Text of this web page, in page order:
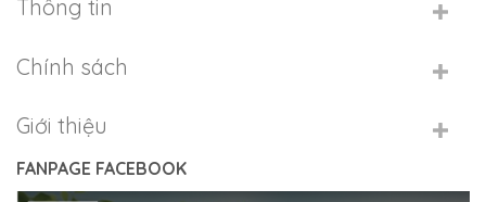
Thông tin
Chính sách
Giới thiệu
FANPAGE FACEBOOK